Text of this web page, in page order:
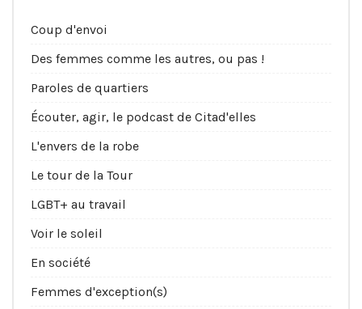
Coup d'envoi
Des femmes comme les autres, ou pas !
Paroles de quartiers
Écouter, agir, le podcast de Citad'elles
L'envers de la robe
Le tour de la Tour
LGBT+ au travail
Voir le soleil
En société
Femmes d'exception(s)